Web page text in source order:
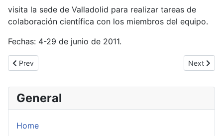
General
Home
visita la sede de Valladolid para realizar tareas de
colaboración científica con los miembros del equipo.
Fechas: 4-29 de junio de 2011.
Previous article: Jean Pierre Ramis
Prev Next
Next